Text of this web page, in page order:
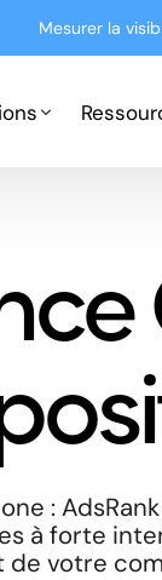
Mesurer la
Microsoft
:
à forte
de votre